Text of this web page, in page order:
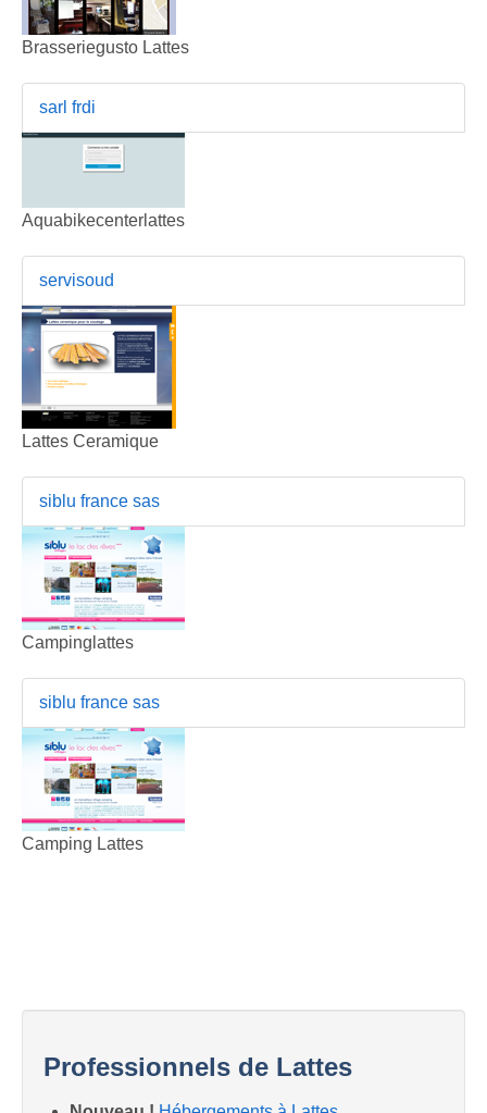
Brasseriegusto Lattes
sarl frdi
Aquabikecenterlattes
servisoud
Lattes Ceramique
siblu france sas
Campinglattes
siblu france sas
Camping Lattes
Professionnels de Lattes